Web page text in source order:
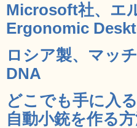
Microsoft社、エ
Ergonomic
ロシア製、マッ
DNA
どこでも手に入
自動小銃を作る